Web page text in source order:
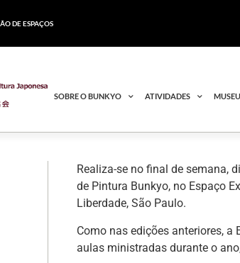
DE ESPAÇOS
SOBRE O BUNKYO ATIVIDADES
Realiza-se no final de semana,
de Pintura Bunkyo, no Espaço
Liberdade, São Paulo.
Como nas edições anteriores,
aulas ministradas durante o